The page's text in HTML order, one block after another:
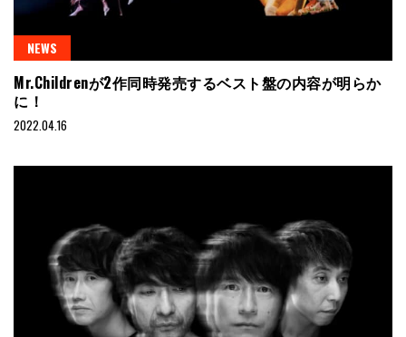
NEWS
Mr.Childrenが2作同時発売するベスト盤の内容が明らか
に！
2022.04.16